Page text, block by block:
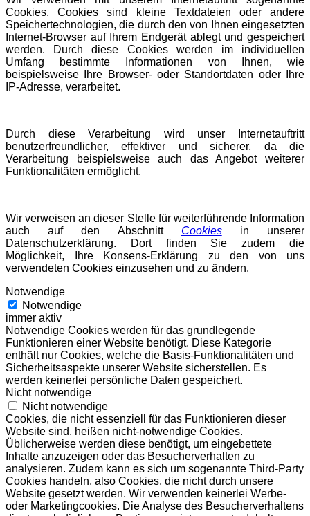
Cookies. Cookies sind kleine Textdateien oder andere
Speichertechnologien, die durch den von Ihnen eingesetzten
Internet-Browser auf Ihrem Endgerät ablegt und gespeichert
werden. Durch diese Cookies werden im individuellen
Umfang bestimmte Informationen von Ihnen, wie
beispielsweise Ihre Browser- oder Standortdaten oder Ihre
IP-Adresse, verarbeitet.
Durch diese Verarbeitung wird unser Internetauftritt
benutzerfreundlicher, effektiver und sicherer, da die
Verarbeitung beispielsweise auch das Angebot weiterer
Funktionalitäten ermöglicht.
Wir verweisen an dieser Stelle für weiterführende Information
auch auf den Abschnitt Cookiesin unserer
Datenschutzerklärung. Dort finden Sie zudem die
Möglichkeit, Ihre Konsens-Erklärung zu den von uns
verwendeten Cookies einzusehen und zu ändern.
Notwendige
Notwendige
immer aktiv
Notwendige Cookies werden für das grundlegende
Funktionieren einer Website benötigt. Diese Kategorie
enthält nur Cookies, welche die Basis-Funktionalitäten und
Sicherheitsaspekte unserer Website sicherstellen. Es
werden keinerlei persönliche Daten gespeichert.
Nicht notwendige
Nicht notwendige
Cookies, die nicht essenziell für das Funktionieren dieser
Website sind, heißen nicht-notwendige Cookies.
Üblicherweise werden diese benötigt, um eingebettete
Inhalte anzuzeigen oder das Besucherverhalten zu
analysieren. Zudem kann es sich um sogenannte Third-Party
Cookies handeln, also Cookies, die nicht durch unsere
Website gesetzt werden. Wir verwenden keinerlei Werbe-
oder Marketingcookies. Die Analyse des Besucherverhaltens